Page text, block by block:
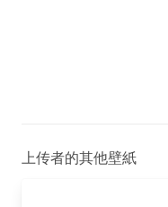
上传者的其他壁紙